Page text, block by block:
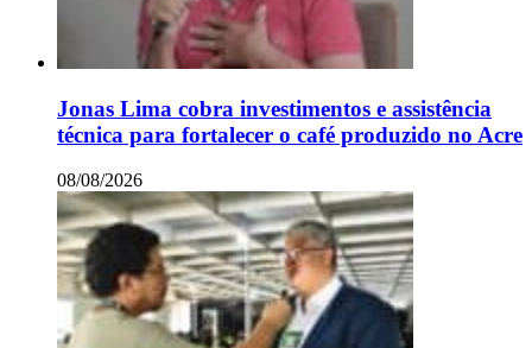
Jonas Lima cobra investimentos e assistência
técnica para fortalecer o café produzido no Acre
08/08/2026